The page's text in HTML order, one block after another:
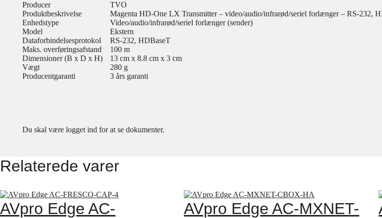
Producer
TVO
Produktbeskrivelse
Magenta HD-One LX Transmitter – video/audio/infrarød/seriel forlænger – RS-232,
Enhedstype
Video/audio/infrarød/seriel forlænger (sender)
Model
Ekstern
Dataforbindelsesprotokol
RS-232, HDBaseT
Maks. overføringsafstand
100 m
Dimensioner (B x D x H)
13 cm x 8.8 cm x 3 cm
Vægt
280 g
Producentgaranti
3 års garanti
Du skal være logget ind for at se dokumenter.
Relaterede varer
AVpro Edge AC-
AVpro Edge AC-MXNET-